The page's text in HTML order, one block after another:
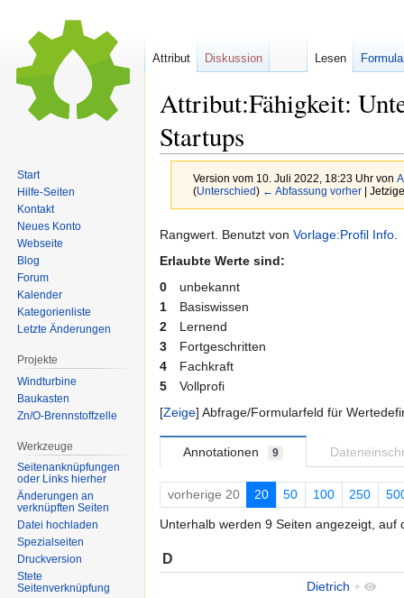
Attribut:Fähigkeit:
Startups
Version vom 10. Juli 2022, 18:23 Uhr von
(Unterschied) ← Abfassung vorher|
Zur
Navigation
Zur
Suche
Rangwert. Benutzt von Vorlage:Profil Info
Erlaubte Werte sind:
0
unbekannt
1
Basiswissen
2
Lernend
3
Fortgeschritten
4
Fachkraft
5
Vollprofi
Zeige Abfrage/Formularfeld für
Annotationen 9
vorherige 20 20 50 100 250
Unterhalb werden 9 Seiten angezeigt,
D
Dietrich +
Attribut Diskussion Lesen
Start
Hilfe-Seiten
Kontakt
Neues Konto
Webseite
Blog
Forum
Kalender
Kategorienliste
Letzte Änderungen
Projekte
Windturbine
Baukasten
Zn/O-Brennstoffzelle
Werkzeuge
Seitenanknüpfungen
oder Links hierher
Änderungen an
verknüpften Seiten
Datei hochladen
Spezialseiten
Druckversion
Stete
Seitenverknüpfung